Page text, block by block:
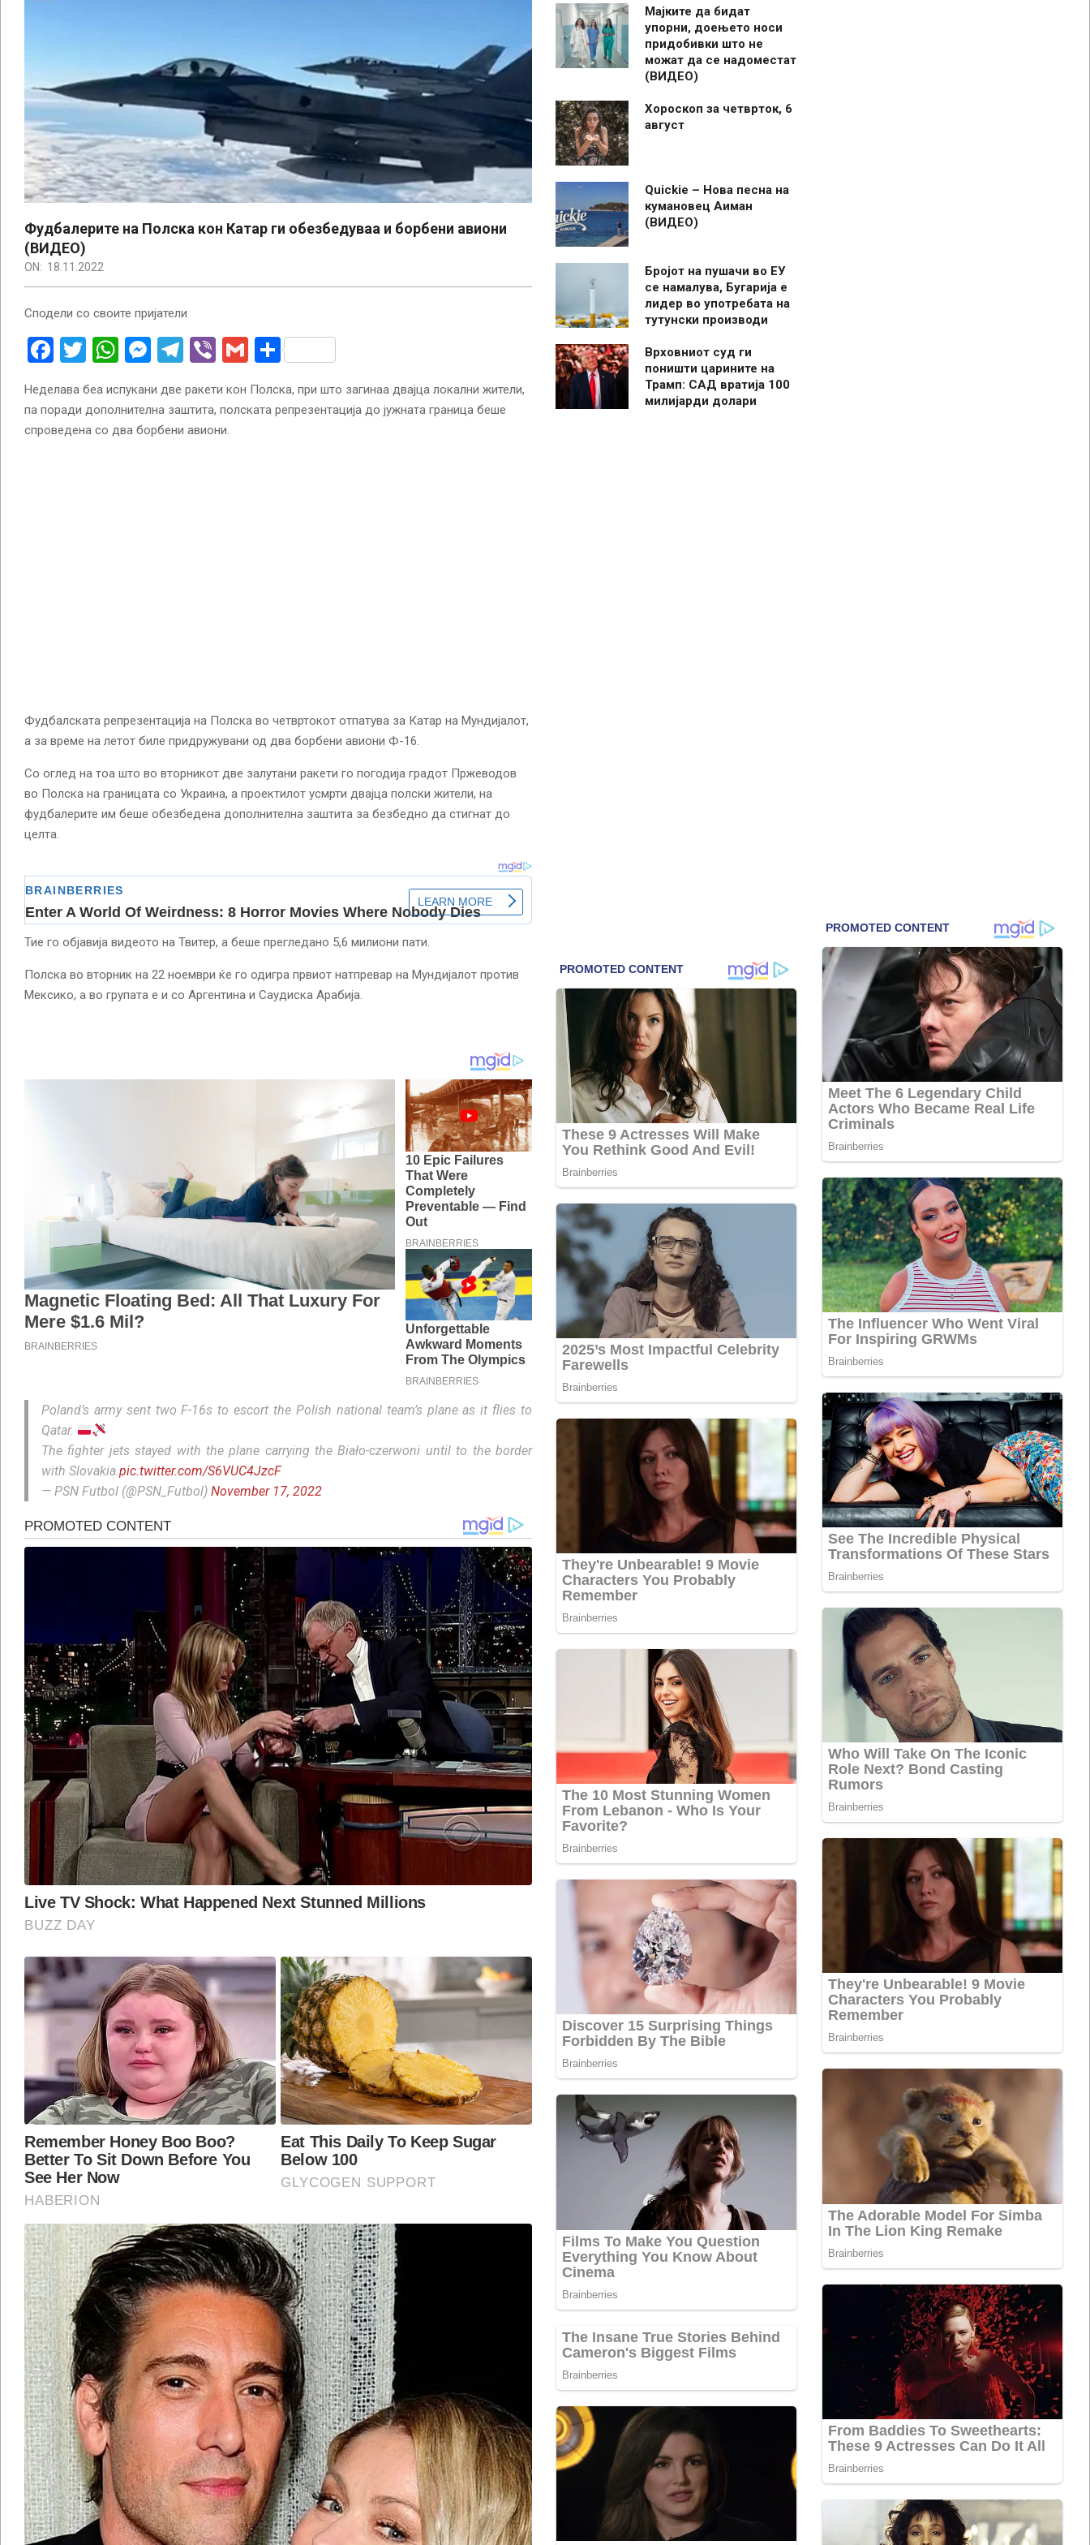
Фудбалерите на Полска кон Катар ги обезбедуваа и борбени авиони
(ВИДЕО)
ON: 18.11.2022
Сподели со своите пријатели
Facebook
Twitter
WhatsApp
Messenger
Telegram
ViberGmailShare
Неделава беа испукани две ракети кон Полска, при што загинаа двајца локални жители,
па поради дополнителна заштита, полската репрезентација до јужната граница беше
спроведена со два борбени авиони.
Фудбалската репрезентација на Полска во четвртокот отпатува за Катар на Мундијалот,
а за време на летот биле придружувани од два борбени авиони Ф-16.
Со оглед на тоа што во вторникот две залутани ракети го погодија градот Пржеводов
во Полска на границата со Украина, а проектилот усмрти двајца полски жители, на
фудбалерите им беше обезбедена дополнителна заштита за безбедно да стигнат до
целта.
Тие го објавија видеото на Твитер, а беше прегледано 5,6 милиони пати.
Полска во вторник на 22 ноември ќе го одигра првиот натпревар на Мундијалот против
Мексико, а во групата е и со Аргентина и Саудиска Арабија.
Poland’s army sent two F-16s to escort the Polish national team’s plane as it flies to
Qatar.
The fighter jets stayed with the plane carrying the Biało-czerwoni until to the border
with Slovakia.pic.twitter.com/S6VUC4JzcF
— PSN Futbol (@PSN_Futbol) November 17, 2022
Мајките да бидат
упорни, доењето носи
придобивки што не
можат да се надоместат
(ВИДЕО)
Хороскоп за четврток, 6
август
Quickie – Нова песна на
кумановец Аиман
(ВИДЕО)
Бројот на пушачи во ЕУ
се намалува, Бугарија е
лидер во употребата на
тутунски производи
Врховниот суд ги
поништи царините на
Трамп: САД вратија 100
милијарди долари